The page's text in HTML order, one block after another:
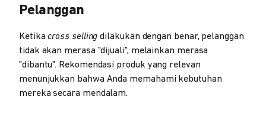
Pelanggan
Ketikacross selling dilakukan dengan benar, pelanggan
tidak akan merasa "dijuali", melainkan merasa
"dibantu". Rekomendasi produk yang relevan
menunjukkan bahwa Anda memahami kebutuhan
mereka secara mendalam.